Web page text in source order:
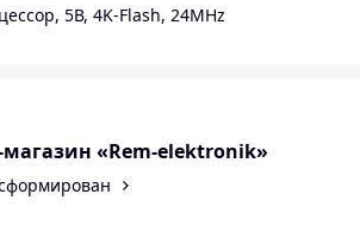
5В, 4K-Flash, 24MHz
«Rem-elektronik»